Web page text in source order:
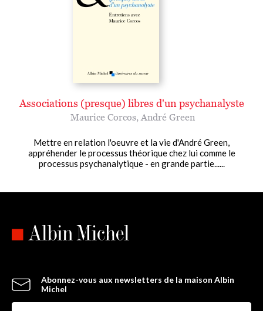
Associations (presque) libres d'un psychanalyste
Maurice Corcos, André Green
Mettre en relation l'oeuvre et la vie d'André Green,
appréhender le processus théorique chez lui comme le
processus psychanalytique - en grande partie......
Abonnez-vous aux newsletters de la maison Albin
Michel